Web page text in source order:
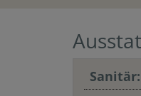
Sanitär: